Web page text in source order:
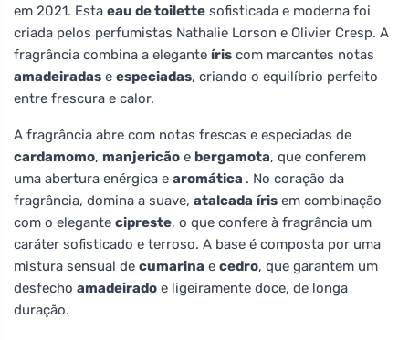
em 2021. Esta eau de toilette sofisticada e moderna foi
criada pelos perfumistas Nathalie Lorson e Olivier Cresp. A
fragrância combina a elegante íris com marcantes notas
amadeiradas e especiadas, criando o equilíbrio perfeito
entre frescura e calor.
A fragrância abre com notas frescas e especiadas de
cardamomo, manjericão e bergamota, que conferem
uma abertura enérgica e aromática . No coração da
fragrância, domina a suave, atalcada íris em combinação
com o elegante cipreste, o que confere à fragrância um
caráter sofisticado e terroso. A base é composta por uma
mistura sensual de cumarina e cedro, que garantem um
desfecho amadeirado e ligeiramente doce, de longa
duração.